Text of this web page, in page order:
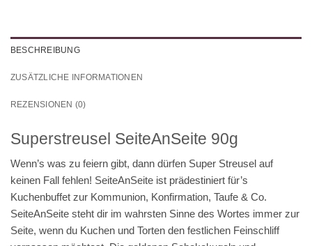
BESCHREIBUNG
ZUSÄTZLICHE INFORMATIONEN
REZENSIONEN (0)
Superstreusel SeiteAnSeite 90g
Wenn’s was zu feiern gibt, dann dürfen Super Streusel auf
keinen Fall fehlen! SeiteAnSeite ist prädestiniert für’s
Kuchenbuffet zur Kommunion, Konfirmation, Taufe & Co.
SeiteAnSeite steht dir im wahrsten Sinne des Wortes immer zur
Seite, wenn du Kuchen und Torten den festlichen Feinschliff